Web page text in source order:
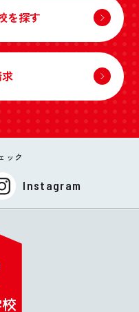
を探す
ック
Instagram